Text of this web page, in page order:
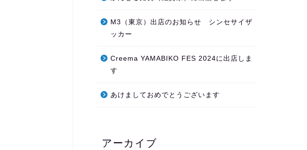
M3（東京）出店のお知らせ シンセサイザ
ッカー
Creema YAMABIKO FES 2024に出店しま
す
あけましておめでとうございます
アーカイブ